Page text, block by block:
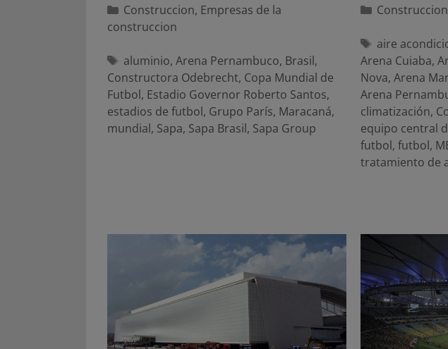
Categorías
Construccion, Empresas de la
construccion
Etiquetas
aluminio, Arena Pernambuco, Brasil,
Constructora Odebrecht, Copa Mundial de
Futbol, Estadio Governor Roberto Santos,
estadios de futbol, Grupo París, Maracaná,
mundial, Sapa, Sapa Brasil, Sapa Group
Categorías
Construccion
Etiquetas
aire
Arena Cuiaba,
Nova, Arena
Arena
climatización,
equipo central
futbol, futbol,
tratamiento de